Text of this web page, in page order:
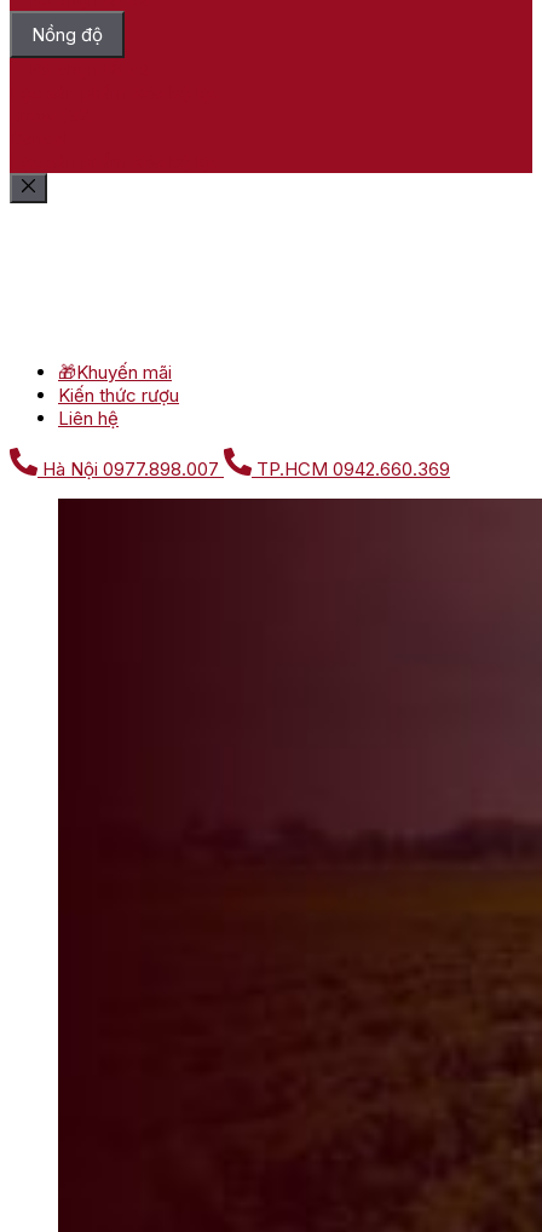
Nồng độ
🎁Khuyến mãi
Kiến thức rượu
Liên hệ
Hà Nội 0977.898.007 TP.HCM 0942.660.369